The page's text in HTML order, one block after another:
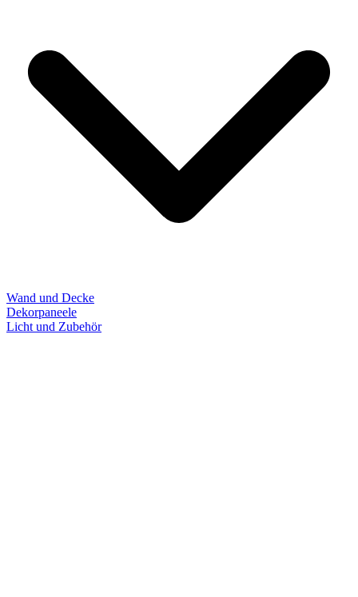
Wand und Decke
Dekorpaneele
Licht und Zubehör